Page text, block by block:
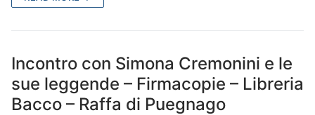
Incontro con Simona Cremonini e le
sue leggende – Firmacopie – Libreria
Bacco – Raffa di Puegnago